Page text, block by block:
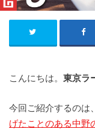
こんにちは。 東京ラ
今回ご紹介するのは、
げたことのある中野